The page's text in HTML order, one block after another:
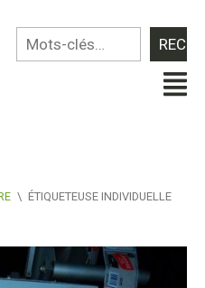
\ ÉTIQUETEUSE INDIVIDUELLE